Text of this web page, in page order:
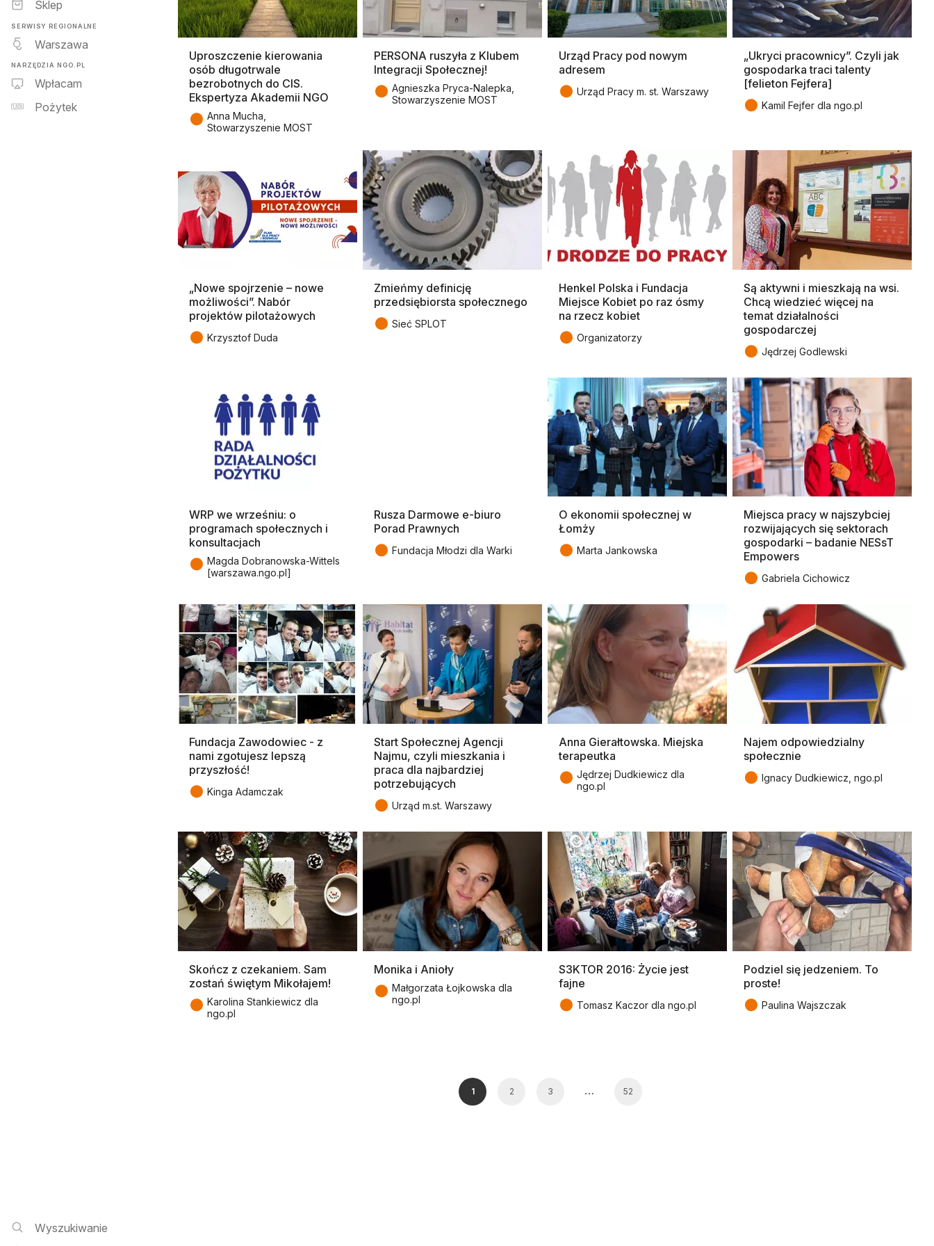
Sklep
SERWISY REGIONALNE
Warszawa
NARZĘDZIA NGO.PL
Wpłacam
Pożytek
Wyszukiwarka i logowanie
Wyszukiwanie
Uproszczenie kierowania
osób długotrwale
bezrobotnych do CIS.
Ekspertyza Akademii NGO
● Anna Mucha,
Stowarzyszenie MOST
PERSONA ruszyła z Klubem
Integracji Społecznej!
● Agnieszka Pryca-Nalepka,
Stowarzyszenie MOST
Urząd Pracy pod nowym
adresem
● Urząd Pracy m. st. Warszawy
„Ukryci pracownicy”. Czyli jak
gospodarka traci talenty
[felieton Fejfera]
● Kamil Fejfer dla ngo.pl
„Nowe spojrzenie – nowe
możliwości”. Nabór
projektów pilotażowych
● Krzysztof Duda
Zmieńmy definicję
przedsiębiorsta społecznego
● Sieć SPLOT
Henkel Polska i Fundacja
Miejsce Kobiet po raz ósmy
na rzecz kobiet
● Organizatorzy
Są aktywni i mieszkają na wsi.
Chcą wiedzieć więcej na
temat działalności
gospodarczej
● Jędrzej Godlewski
WRP we wrześniu: o
programach społecznych i
konsultacjach
● Magda Dobranowska-Wittels
[warszawa.ngo.pl]
Rusza Darmowe e-biuro
Porad Prawnych
● Fundacja Młodzi dla Warki
O ekonomii społecznej w
Łomży
● Marta Jankowska
Miejsca pracy w najszybciej
rozwijających się sektorach
gospodarki – badanie NESsT
Empowers
● Gabriela Cichowicz
Fundacja Zawodowiec - z
nami zgotujesz lepszą
przyszłość!
● Kinga Adamczak
Start Społecznej Agencji
Najmu, czyli mieszkania i
praca dla najbardziej
potrzebujących
● Urząd m.st. Warszawy
Anna Gierałtowska. Miejska
terapeutka
● Jędrzej Dudkiewicz dla
ngo.pl
Najem odpowiedzialny
społecznie
● Ignacy Dudkiewicz, ngo.pl
Skończ z czekaniem. Sam
zostań świętym Mikołajem!
● Karolina Stankiewicz dla
ngo.pl
Monika i Anioły
● Małgorzata Łojkowska dla
ngo.pl
S3KTOR 2016: Życie jest
fajne
● Tomasz Kaczor dla ngo.pl
Podziel się jedzeniem. To
proste!
● Paulina Wajszczak
1 2 3 … 52